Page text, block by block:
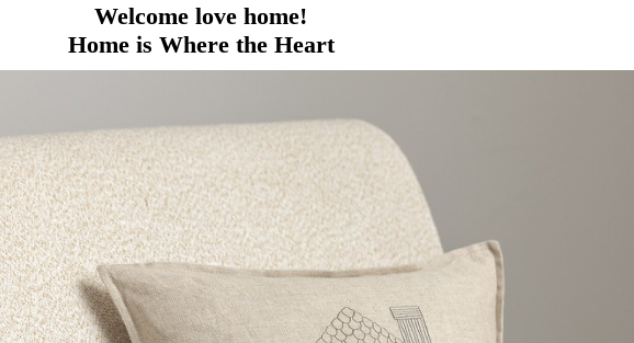
Welcome love home!
Home is Where the Heart